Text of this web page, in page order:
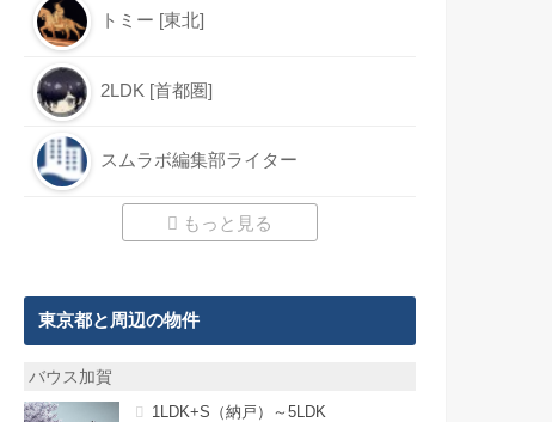
トミー [東北]
2LDK [首都圏]
スムラボ編集部ライター
もっと見る
東京都と周辺の物件
バウス加賀
1LDK+S（納戸）～5LDK